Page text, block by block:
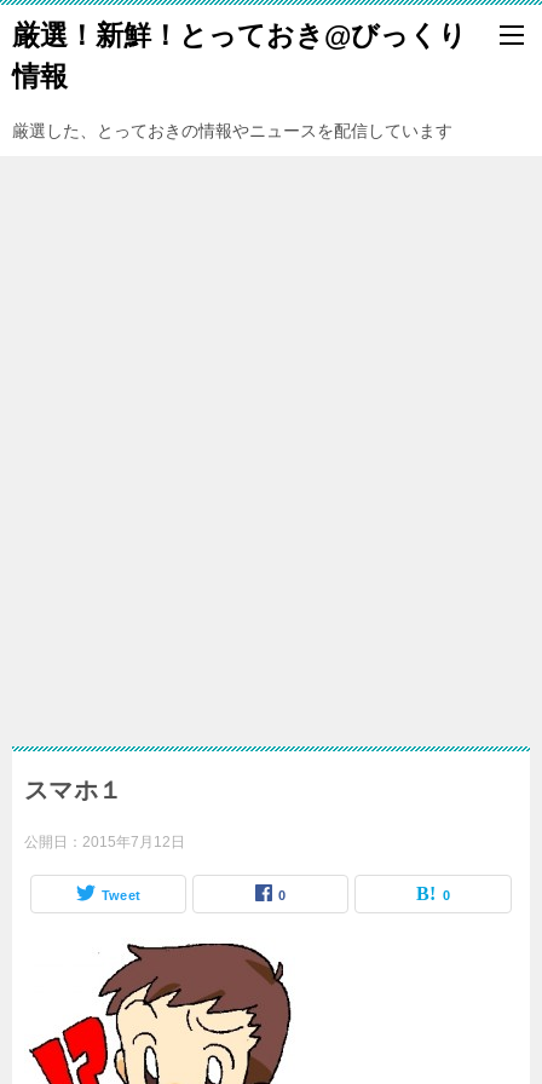
厳選！新鮮！とっておき@びっくり
情報
厳選した、とっておきの情報やニュースを配信しています
スマホ１
公開日： 2015年7月12日
Tweet 0 0